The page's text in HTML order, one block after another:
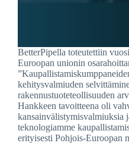
BetterPipella toteutettiin
Euroopan unionin
kehitysvalmiuden
rakennustuoteteollisuuden
Hankkeen tavoitteena oli
kansainvälistymisvalmiuksia
teknologiamme
erityisesti Pohjois-Euroopan